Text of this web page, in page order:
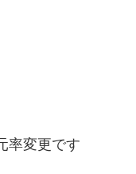
率変更です